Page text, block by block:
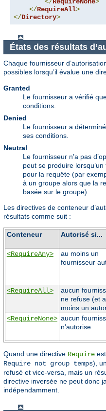
</RequireNone>
</RequireAll>
</Directory>
États des résultats
Chaque fournisseur
possibles lorsqu’il évalue une
Granted
Le fournisseur a vérifié
conditions.
Denied
Le fournisseur a
ses conditions.
Neutral
Le fournisseur n’a pas
peut se produire
pour la requête (par
à un groupe alors que la
basée sur le groupe).
Les directives de conteneur
résultats comme suit :
Conteneur Autorisé si...
<RequireAny>
au moins un
fournisseur
<RequireAll>
aucun
ne refuse (et
moins un
<RequireNone> aucun
n’autorise
Quand une directive Require
Require not group temps),
refusé et vice-versa, mais un
directive inversée ne peut donc
indépendamment.